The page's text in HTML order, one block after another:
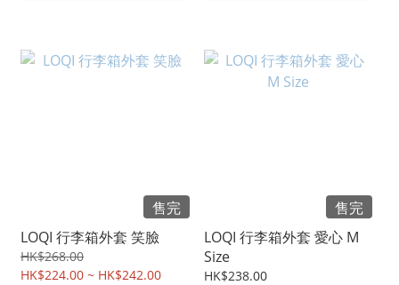
售完
LOQI 行李箱外套 笑臉
HK$268.00
HK$224.00 ~ HK$242.00
售完
LOQI 行李箱外套 愛心 M
Size
HK$238.00